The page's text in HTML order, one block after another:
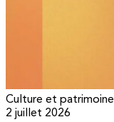
Culture et patrimoine
2 juillet 2026